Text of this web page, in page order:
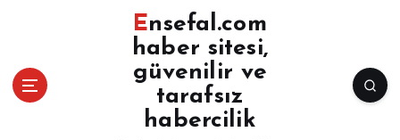
Ensefal.com
haber sitesi,
güvenilir ve
tarafsız
habercilik